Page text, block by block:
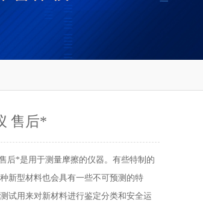
售后*
后*是用于测量摩擦的仪器。有些特制的
新型材料也会具有一些不可预测的特
试用来对新材料进行鉴定分类和安全运